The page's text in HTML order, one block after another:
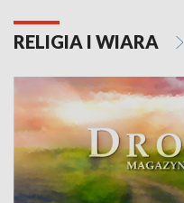
RELIGIA I WIARA